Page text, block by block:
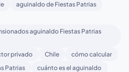
aguinaldo de Fiestas Patrias
aguinaldo Fiestas Patrias
privado
Chile
cómo calcular
Patrias
cuánto es el aguinaldo